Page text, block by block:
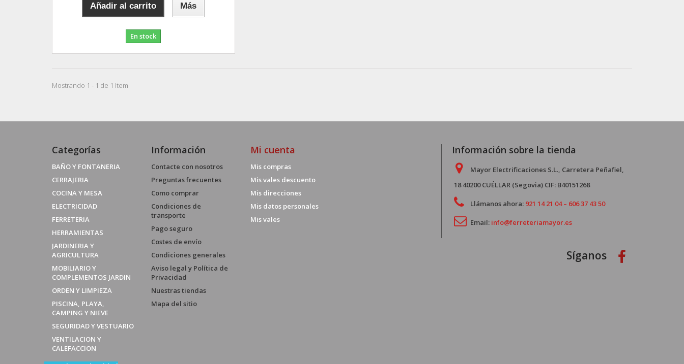
Añadir al carrito Más
En stock
Mostrando 1 - 1 de 1 item
Categorías
BAÑO Y FONTANERIA
CERRAJERIA
COCINA Y MESA
ELECTRICIDAD
FERRETERIA
HERRAMIENTAS
JARDINERIA Y
AGRICULTURA
MOBILIARIO Y
COMPLEMENTOS JARDIN
ORDEN Y LIMPIEZA
PISCINA, PLAYA,
CAMPING Y NIEVE
SEGURIDAD Y VESTUARIO
VENTILACION Y
CALEFACCION
Información
Contacte con nosotros
Preguntas frecuentes
Como comprar
Condiciones de
transporte
Pago seguro
Costes de envío
Condiciones generales
Aviso legal y Política de
Privacidad
Nuestras tiendas
Mapa del sitio
Mi cuenta
Mis compras
Mis vales descuento
Mis direcciones
Mis datos personales
Mis vales
Información sobre la tienda
Mayor Electrificaciones S.L., Carretera Peñafiel,
18 40200 CUÉLLAR (Segovia) CIF: B40151268
Llámanos ahora: 921 14 21 04 – 606 37 43 50
Email: info@ferreteriamayor.es
Síganos